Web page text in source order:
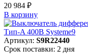
20 984 ₽
В корзинy
Артикул: S9R22440
Срок поставки: 2 дня